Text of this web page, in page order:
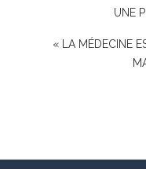
UNE
« LA MÉDECINE